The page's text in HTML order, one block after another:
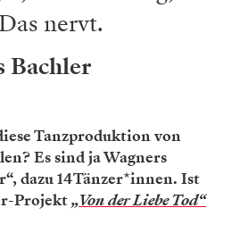
nervt.
Bachler
Tanzproduktion von
Es sind ja Wagners
dazu 14 Tänzer*innen. Ist
Projekt„Von der Liebe Tod“